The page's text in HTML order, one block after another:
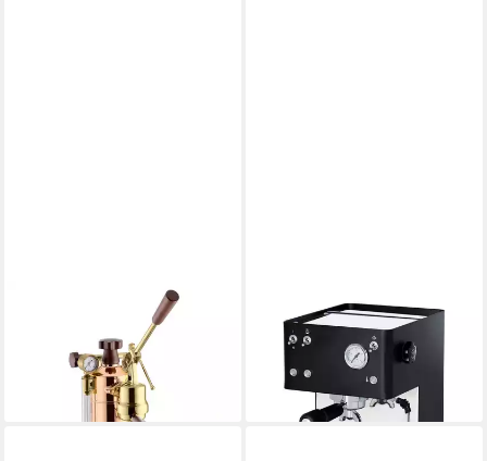
Siebträgermaschine
Professional Rame
945,00 €
lieferbar - in 4-5 Werktagen bei dir
Siebträgermaschine New
Casa bar nera
592,25 €
lieferbar - in 2-3 Werktagen bei dir